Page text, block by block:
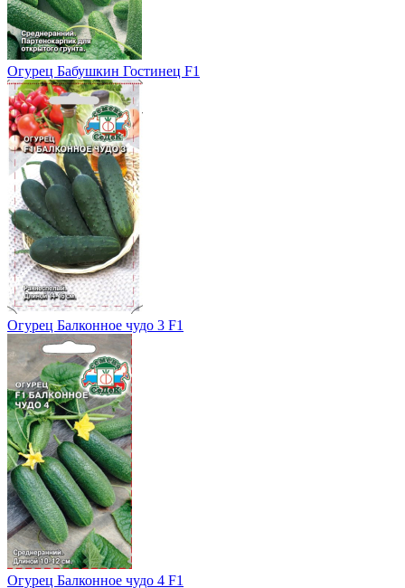
Огурец Бабушкин Гостинец F1
Огурец Балконное чудо 3 F1
Огурец Балконное чудо 4 F1